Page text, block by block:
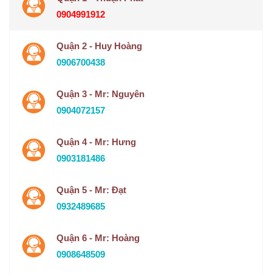
0904991912
Quận 2 - Huy Hoàng
0906700438
Quận 3 - Mr: Nguyên
0904072157
Quận 4 - Mr: Hưng
0903181486
Quận 5 - Mr: Đạt
0932489685
Quận 6 - Mr: Hoàng
0908648509